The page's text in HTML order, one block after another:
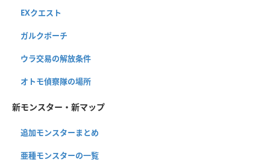
EXクエスト
ガルクポーチ
ウラ交易の解放条件
オトモ偵察隊の場所
新モンスター・新マップ
追加モンスターまとめ
亜種モンスターの一覧